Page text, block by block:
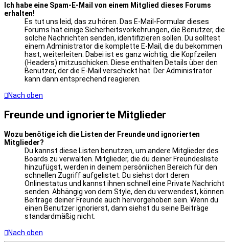
Ich habe eine Spam-E-Mail von einem Mitglied dieses Forums
erhalten!
Es tut uns leid, das zu hören. Das E-Mail-Formular dieses
Forums hat einige Sicherheitsvorkehrungen, die Benutzer, die
solche Nachrichten senden, identifizieren sollen. Du solltest
einem Administrator die komplette E-Mail, die du bekommen
hast, weiterleiten. Dabei ist es ganz wichtig, die Kopfzeilen
(Headers) mitzuschicken. Diese enthalten Details über den
Benutzer, der die E-Mail verschickt hat. Der Administrator
kann dann entsprechend reagieren.
Nach oben
Freunde und ignorierte Mitglieder
Wozu benötige ich die Listen der Freunde und ignorierten
Mitglieder?
Du kannst diese Listen benutzen, um andere Mitglieder des
Boards zu verwalten. Mitglieder, die du deiner Freundesliste
hinzufügst, werden in deinem persönlichen Bereich für den
schnellen Zugriff aufgelistet. Du siehst dort deren
Onlinestatus und kannst ihnen schnell eine Private Nachricht
senden. Abhängig von dem Style, den du verwendest, können
Beiträge deiner Freunde auch hervorgehoben sein. Wenn du
einen Benutzer ignorierst, dann siehst du seine Beiträge
standardmäßig nicht.
Nach oben